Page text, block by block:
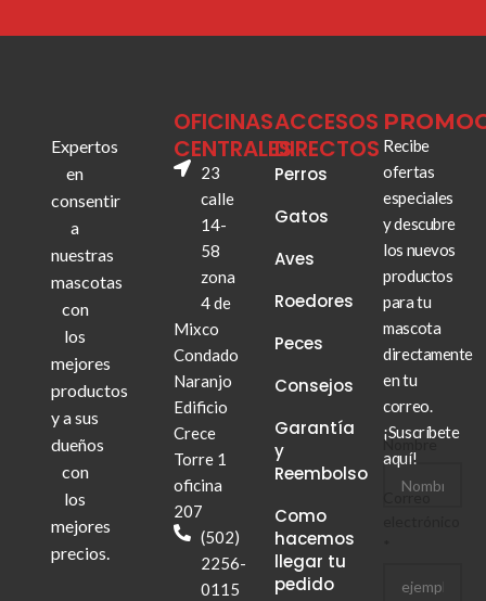
Expertos
en
consentir
a
nuestras
mascotas
con
los
mejores
productos
y a sus
dueños
con
los
mejores
precios.
OFICINAS
CENTRALES
23
calle
14-
58
zona
4 de
Mixco
Condado
Naranjo
Edificio
Crece
Torre 1
oficina
207
(502)
2256-
0115
ACCESOS
DIRECTOS
Perros
Gatos
Aves
Roedores
Peces
Consejos
Garantía
y
Reembolso
Como
hacemos
llegar tu
pedido
Recibe
ofertas
especiales
y descubre
los nuevos
productos
para tu
mascota
directamente
en tu
correo.
¡Suscríbete
aquí!
Correo
Nombre
Nombre
Correo